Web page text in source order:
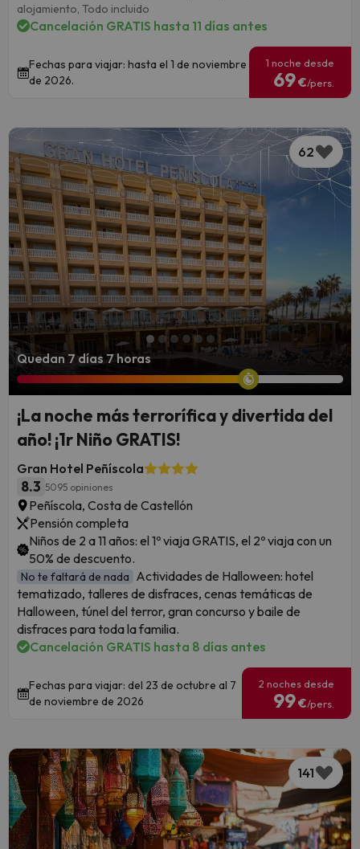
alojamiento, Todo incluido
Cancelación GRATIS hasta 11 días antes
Fechas para viajar: hasta el 1 de noviembre
de 2026.
1 noche desde
69€/pers.
62
Quedan 7 días 7 horas
¡La noche más terrorífica y divertida del
año! ¡1r Niño GRATIS!
Gran Hotel Peñíscola
8.3 5095 opiniones
Peñíscola, Costa de Castellón
Pensión completa
Niños de 2 a 11 años: el 1º viaja GRATIS, el 2º viaja con un
50% de descuento.
No te faltará de nada Actividades de Halloween: hotel
tematizado, talleres de disfraces, cenas temáticas de
Halloween, túnel del terror, gran concurso y baile de
disfraces para toda la familia.
Cancelación GRATIS hasta 8 días antes
Fechas para viajar: del 23 de octubre al 7
de noviembre de 2026
2 noches desde
99€/pers.
141